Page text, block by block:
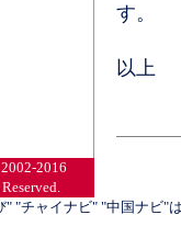
す。
2016
"チャイナビ" "中国ナビ"は